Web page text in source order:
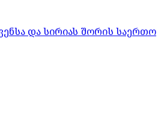
და სირიას შორის საერთო